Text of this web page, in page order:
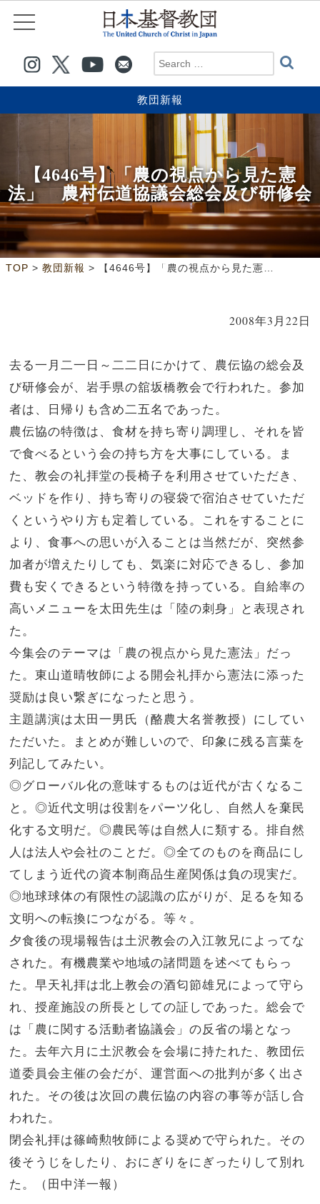
教団新報
【4646号】「農の視点から見た憲
法」 農村伝道協議会総会及び研修会
TOP > 教団新報 > 【4646号】「農の視点から見た憲法」 農村伝道協議会総会及び研修会
2008年3月22日
去る一月二一日～二二日にかけて、農伝協の総会及
び研修会が、岩手県の舘坂橋教会で行われた。参加
者は、日帰りも含め二五名であった。
農伝協の特徴は、食材を持ち寄り調理し、それを皆
で食べるという会の持ち方を大事にしている。ま
た、教会の礼拝堂の長椅子を利用させていただき、
ベッドを作り、持ち寄りの寝袋で宿泊させていただ
くというやり方も定着している。これをすることに
より、食事への思いが入ることは当然だが、突然参
加者が増えたりしても、気楽に対応できるし、参加
費も安くできるという特徴を持っている。自給率の
高いメニューを太田先生は「陸の刺身」と表現され
た。
今集会のテーマは「農の視点から見た憲法」だっ
た。東山道晴牧師による開会礼拝から憲法に添った
奨励は良い繋ぎになったと思う。
主題講演は太田一男氏（酪農大名誉教授）にしてい
ただいた。まとめが難しいので、印象に残る言葉を
列記してみたい。
◎グローバル化の意味するものは近代が古くなるこ
と。◎近代文明は役割をパーツ化し、自然人を棄民
化する文明だ。◎農民等は自然人に類する。排自然
人は法人や会社のことだ。◎全てのものを商品にし
てしまう近代の資本制商品生産関係は負の現実だ。
◎地球球体の有限性の認識の広がりが、足るを知る
文明への転換につながる。等々。
夕食後の現場報告は土沢教会の入江敦兄によってな
された。有機農業や地域の諸問題を述べてもらっ
た。早天礼拝は北上教会の酒匂節雄兄によって守ら
れ、授産施設の所長としての証しであった。総会で
は「農に関する活動者協議会」の反省の場となっ
た。去年六月に土沢教会を会場に持たれた、教団伝
道委員会主催の会だが、運営面への批判が多く出さ
れた。その後は次回の農伝協の内容の事等が話し合
われた。
閉会礼拝は篠崎勲牧師による奨めで守られた。その
後そうじをしたり、おにぎりをにぎったりして別れ
た。（田中洋一報）